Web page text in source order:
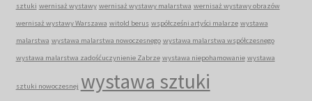
sztuki wernisaż wystawy wernisaż wystawy malarstwa wernisaż wystawy obrazów
wernisaż wystawy Warszawa witold berus współcześni artyści malarze wystawa
malarstwa wystawa malarstwa nowoczesnego wystawa malarstwa współczesnego
wystawa malarstwa zadośćuczynienie Zabrze wystawa niepohamowanie wystawa
sztuki nowoczesnej wystawa sztuki